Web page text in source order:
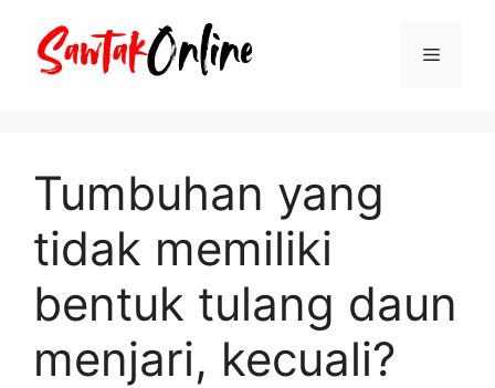
Menu
Tumbuhan yang
tidak memiliki
bentuk tulang daun
menjari, kecuali?